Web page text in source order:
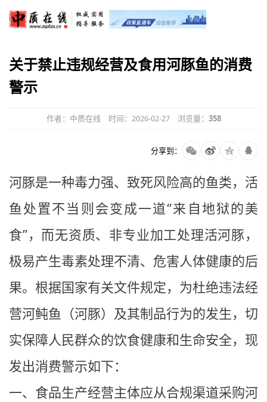
关于禁止违规经营及食用河豚鱼的消费
警示
作者：中质在线 时间：2026-02-27 浏览量： 358
分享到：
河豚是一种毒力强、致死风险高的鱼类，活
鱼处置不当则会变成一道“来自地狱的美
食”，而无资质、非专业加工处理活河豚，
极易产生毒素处理不清、危害人体健康的后
果。根据国家有关文件规定，为杜绝违法经
营河鲀鱼（河豚）及其制品行为的发生，切
实保障人民群众的饮食健康和生命安全，现
发出消费警示如下：
一、食品生产经营主体应从合规渠道采购河